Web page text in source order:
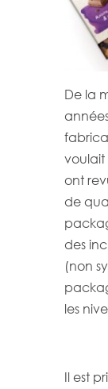
De la
voulait
ont
de
des
(non
les
Il est